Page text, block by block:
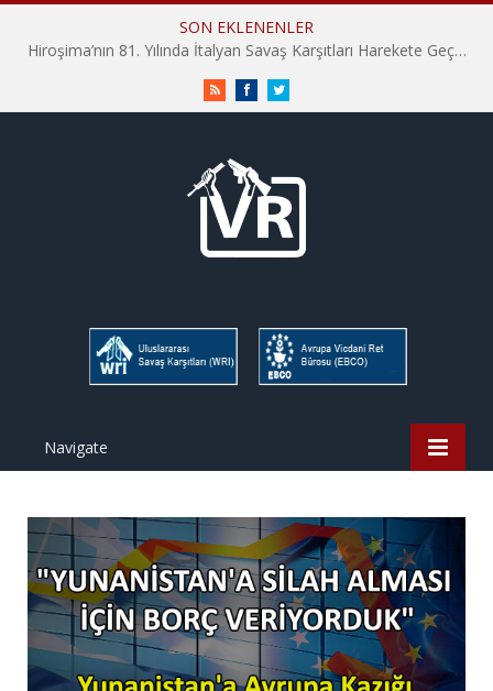
SON EKLENENLER
Hiroşima’nın 81. Yılında İtalyan Savaş Karşıtları Harekete Geçti: “Hatırlamak yeterli değil”
RSS FacebookTwitter
Navigate